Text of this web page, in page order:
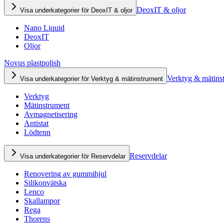
Visa underkategorier för DeoxIT & oljor DeoxIT & oljor
Nano Liquid
DeoxIT
Oljor
Novus plastpolish
Visa underkategorier för Verktyg & mätinstrument Verktyg &
Verktyg
Mätinstrument
Avmagnetisering
Antistat
Lödtenn
Visa underkategorier för Reservdelar Reservdelar
Renovering av gummihjul
Silikonvätska
Lenco
Skallampor
Rega
Thorens